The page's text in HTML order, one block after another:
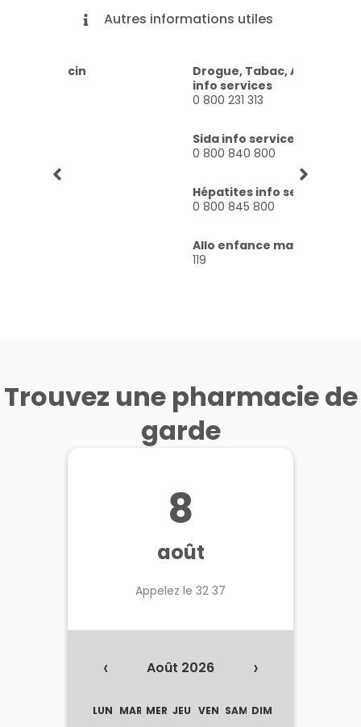
Autres informations utiles
SOS Médecin
Pompiers
Drogue, Tabac, Alcool
info services
0 800 231 313
Sida info services
0 800 840 800
Hépatites info service
0 800 845 800
Allo enfance maltraitée
119
Trouvez une pharmacie de
garde
8
août
Appelez le 32 37
‹ Août 2026 ›
LUN MAR MER JEU VEN SAM DIM